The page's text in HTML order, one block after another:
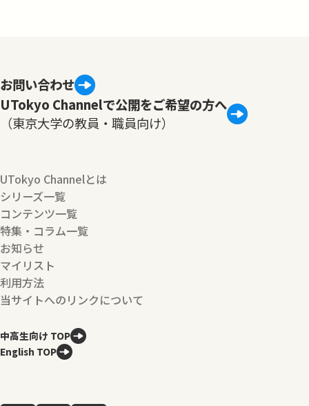
お問い合わせ
UTokyo Channelで公開をご希望の方へ
（東京大学の教員・職員向け）
UTokyo Channelとは
シリーズ一覧
コンテンツ一覧
特集・コラム一覧
お知らせ
マイリスト
利用方法
当サイトへのリンクについて
中高生向け TOP
English TOP